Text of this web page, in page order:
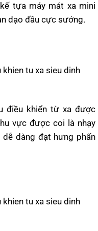
tựa máy mát xa mini
dạo đầu cực sướng.
điều khiển từ xa được
vực được coi là nhạy
dàng đạt hưng phấn